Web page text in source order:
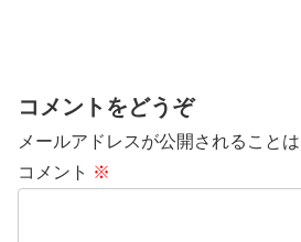
コメントをどうぞ
メールアドレスが公開されることは
コメント ※